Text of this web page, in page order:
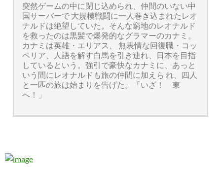
突然ゲームの中に閉じ込められ、仲間のいない中
国サーバーで 大規模戦闘に一人巻き込まれたレオ
ナルドは絶望していた。そんな窮地のレオナルド
を救ったのは黒髪で爆発的なグラマーのカナミ。
カナミは英雄・エリアス、 無表情な回復職・コッ
ペリア、人語を解す白馬を引き連れ、日本を目指
しているという。強引で豪快なカナミに、あっと
いう間にレオナルドも旅の仲間に加えら れ、四人
と一匹の旅は始まりを告げた。「いざ！ 東
へ！」